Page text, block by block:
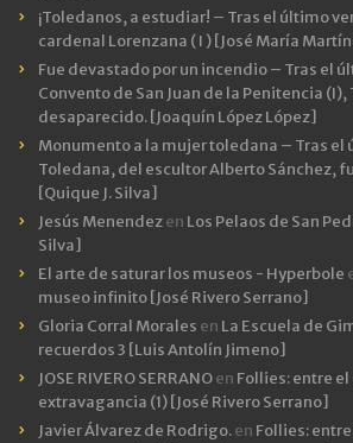
¡Toledanos, a estudiar! – Tras el último
cardenal Lorenzana ( I ) [José María
Fue devastado por un incendio – Tras el
Convento de San Juan de la Penitencia
desaparecido. [Joaquín López López]
Monumento a la mujer toledana – Tras el
Toledana, del escultor Alberto Sánchez,
[Quique J. Silva]
Jesús Menendezen Los Pelaos de San
Silva]
El arte de saturar los museos - Hyperbole
museo infinito [José Rivero Serrano]
Gloria Corral Morales en La Escuela de
recuerdos 3 [Luis Antolín Jimeno]
JOSE RIVERO SERRANOen Follies: entre el
extravagancia (1) [José Rivero Serrano]
Javier Álvarez de Rodrigo.en Follies: